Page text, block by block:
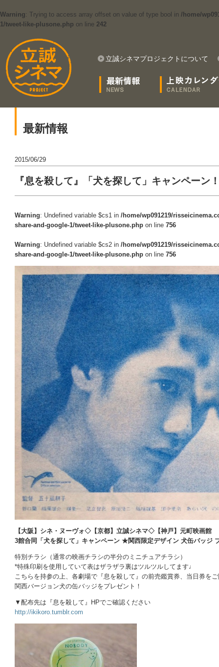
Warning: Trying to access array offset on value of type bool in /home/
1/tweet-like-plusone.php on line 242
立誠シネマプロジェクトについて
最新情報
2015/06/29
『息を殺して』「犬を探して」キャンペーン
Warning: Undefined variable $cs1 in /home/wp091219/
share-and-google-1/tweet-like-plusone.php on line 756
Warning: Undefined variable $cs2 in /home/wp091219/
share-and-google-1/tweet-like-plusone.php on line 756
【大阪】シネ・ヌーヴォ◇【京都】立誠シネマ◇【神戸】元町映画館
3館合同「犬を探して」キャンペーン ★関西限定デザイン 犬缶バッジ
特別チラシ（通常の映画チラシの半分のミニチュアチラシ）
*特殊印刷を使用していて表はザラザラ裏はツルツルしてます♩
こちらを持参の上、各劇場で『息を殺して』の前売鑑賞券、当日券を
関西バージョン犬の缶バッジをプレゼント！
▼配布先は『息を殺して』HPでご確認ください
http://ikikoro.tumblr.com